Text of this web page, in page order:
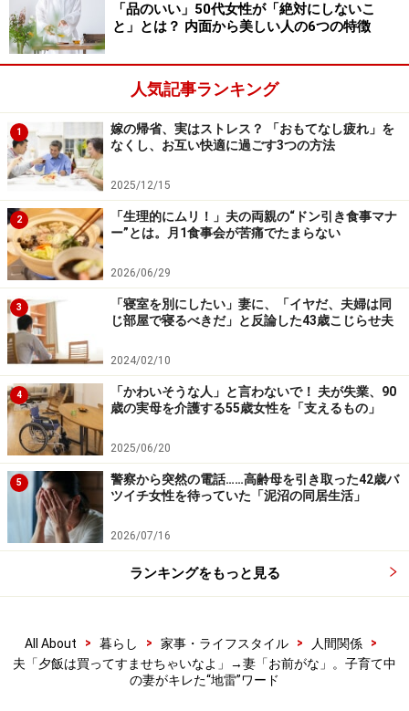
【言い換えワード】大変だろうから、オレ
が買い物して帰るよ
男性は、すぐに解決案を提案しがちですが、「それはつ
らいよね……」とまずは大変な妻に寄り添ってあげたいと
ころ。
買い物をする時間がないときは、「あり合わせの食材で
オレがつくるよ」などと、はやく帰宅したり協力する気
持ちがあることを示せると理想的です。
迷ったときは、相手の立場になった言葉かどうかで考え
るとよいでしょう。
妻がキレた最凶「地雷ワード」を、夫婦関
係を見直すヒントに
無自覚な夫のための妻の地雷ワード事典』（監修：岡野あ
つこ／日本文芸社）
監修：岡野あつこさん
白短期大学非常勤講師。1991年の離婚相談室設立以来、
相談件数4万件以上の夫婦カウンセリングのパイオニ
ア。NPO日本家族問題相談連盟理事長。『ある日突然妻
「品のいい」50代女性が「絶対にしないこ
と」とは？ 内面から美しい人の6つの特徴
人気記事ランキング
1
嫁の帰省、実はストレス？ 「おもてなし疲れ」を
なくし、お互い快適に過ごす3つの方法
2025/12/15
2
「生理的にムリ！」夫の両親の“ドン引き食事マナ
ー”とは。月1食事会が苦痛でたまらない
2026/06/29
3
「寝室を別にしたい」妻に、「イヤだ、夫婦は同
じ部屋で寝るべきだ」と反論した43歳こじらせ夫
2024/02/10
4
「かわいそうな人」と言わないで！ 夫が失業、90
歳の実母を介護する55歳女性を「支えるもの」
2025/06/20
5
警察から突然の電話……高齢母を引き取った42歳バ
ツイチ女性を待っていた「泥沼の同居生活」
2026/07/16
ランキングをもっと見る
All About > 暮らし > 家事・ライフスタイル > 人間関係
>
夫「夕飯は買ってすませちゃいなよ」→妻「お前がな」。子育て中
の妻がキレた“地雷”ワード